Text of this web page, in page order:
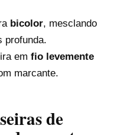
bicolor, mesclando
profunda.
em fio levemente
marcante.
de